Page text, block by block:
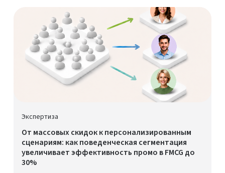
Экспертиза
От массовых скидок к персонализированным
сценариям: как поведенческая сегментация
увеличивает эффективность промо в FMCG до
30%